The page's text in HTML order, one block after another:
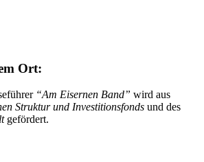
Ort:
“Am Eisernen Band” wird aus
Struktur und Investitionsfonds und des
gefördert.